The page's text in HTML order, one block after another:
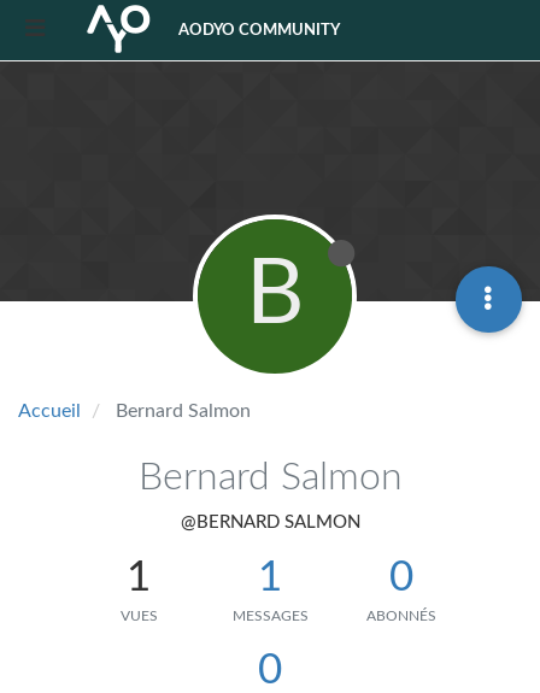
AODYO COMMUNITY
Accueil Bernard Salmon
B
Bernard Salmon
@BERNARD SALMON
1
VUES
1
MESSAGES
0
ABONNÉS
0